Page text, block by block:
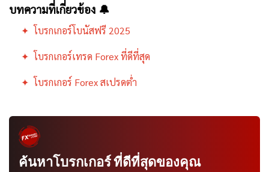
บทความที่เกี่ยวข้อง 🔔
✦ โบรกเกอร์โบนัสฟรี 2025
✦โบรกเกอร์เทรด Forex ที่ดีที่สุด
✦โบรกเกอร์ Forex สเปรดต่ำ
ค้นหาโบรกเกอร์ ที่ดีที่สุดของคุณ